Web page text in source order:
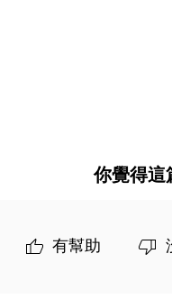
你覺得這
有幫助